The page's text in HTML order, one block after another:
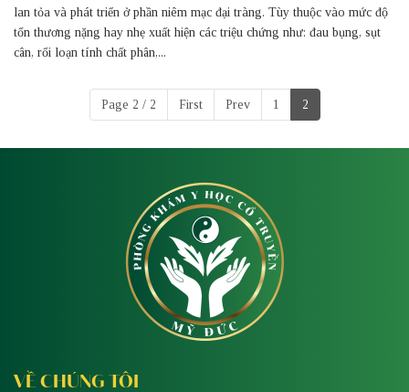
lan tỏa và phát triển ở phần niêm mạc đại tràng. Tùy thuộc vào mức độ
tổn thương nặng hay nhẹ xuất hiện các triệu chứng như: đau bụng, sụt
cân, rối loạn tính chất phân,...
Page 2 / 2 First Prev 1 2
VỀ CHÚNG TÔI